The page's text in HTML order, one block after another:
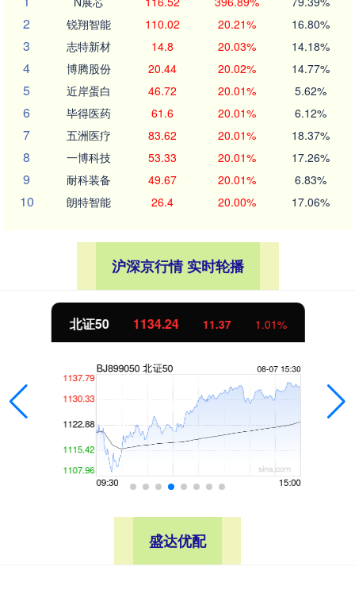
2 锐翔智能 110.02 20.21% 16.80%
3 志特新材 14.8 20.03% 14.18%
4 博腾股份 20.44 20.02% 14.77%
5 近岸蛋白 46.72 20.01% 5.62%
6 毕得医药 61.6 20.01% 6.12%
7 五洲医疗 83.62 20.01% 18.37%
8 一博科技 53.33 20.01% 17.26%
9 耐科装备 49.67 20.01% 6.83%
10 朗特智能 26.4 20.00% 17.06%
沪深京行情 实时轮播
北证50 1134.24 11.37 1.01%
盛达优配